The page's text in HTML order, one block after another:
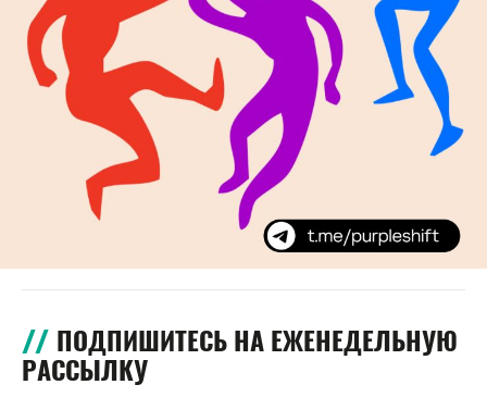
ПОДПИШИТЕСЬ НА ЕЖЕНЕДЕЛЬНУЮ
РАССЫЛКУ